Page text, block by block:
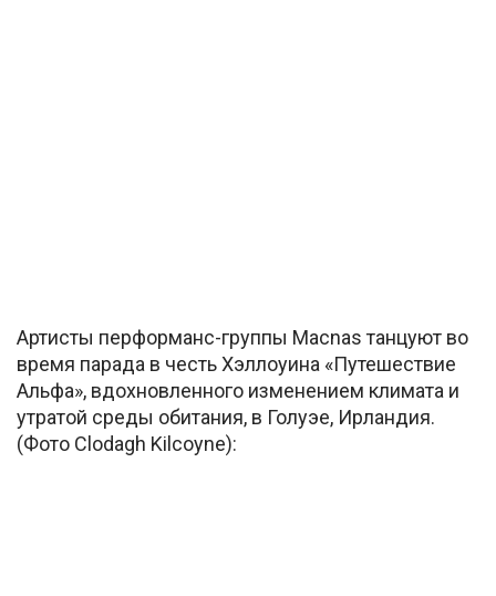
Артисты перформанс-группы Macnas танцуют во
время парада в честь Хэллоуина «Путешествие
Альфа», вдохновленного изменением климата и
утратой среды обитания, в Голуэе, Ирландия.
(Фото Clodagh Kilcoyne):